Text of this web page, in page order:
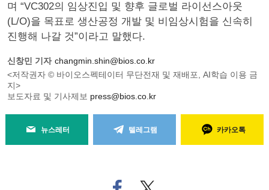
며 “VC302의 임상진입 및 향후 글로벌 라이선스아웃
(L/O)을 목표로 생산공정 개발 및 비임상시험을 신속히
진행해 나갈 것”이라고 말했다.
신창민 기자 changmin.shin@bios.co.kr
<저작권자 © 바이오스펙테이터 무단전재 및 재배포, AI학습 이용 금
지>
보도자료 및 기사제보 press@bios.co.kr
뉴스레터 텔레그램 카카오톡
페
트위